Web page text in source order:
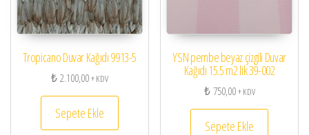
Tropicano Duvar Kağıdı 9913-5
₺2.100,00+ KDV
Sepete Ekle
YSN pembe beyaz çizgili Duvar
Kağıdı 15.5 m2 lik 39-002
₺750,00+ KDV
Sepete Ekle